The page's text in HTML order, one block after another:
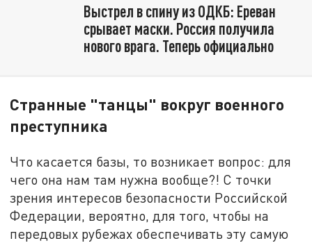
Выстрел в спину из ОДКБ: Ереван
срывает маски. Россия получила
нового врага. Теперь официально
Странные "танцы" вокруг военного
преступника
Что касается базы, то возникает вопрос: для
чего она нам там нужна вообще?! С точки
зрения интересов безопасности Российской
Федерации, вероятно, для того, чтобы на
передовых рубежах обеспечивать эту самую